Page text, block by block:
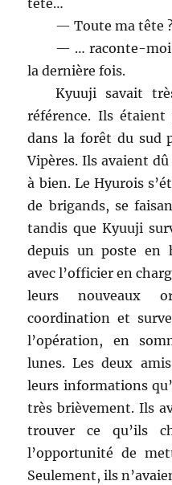
tête…
— Toute ma tête
— … raconte-moi
la dernière fois.
Kyuuji savait
référence. Ils
dans la forêt du sud
Vipères. Ils avaient
à bien. Le Hyurois
de brigands, se
tandis que Kyuuji
depuis un poste en
avec l’officier en
leurs nouveaux
coordination et
l’opération, en
lunes. Les deux
leurs informations
très brièvement. Ils
trouver ce qu’ils
l’opportunité de
Seulement, ils